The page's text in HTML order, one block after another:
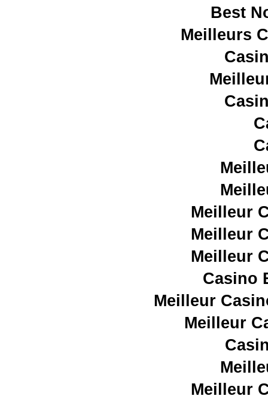
Best
Meilleurs
Meilleur
Meilleur
Meilleur
Casino
Meilleur
Meilleur
Meilleur